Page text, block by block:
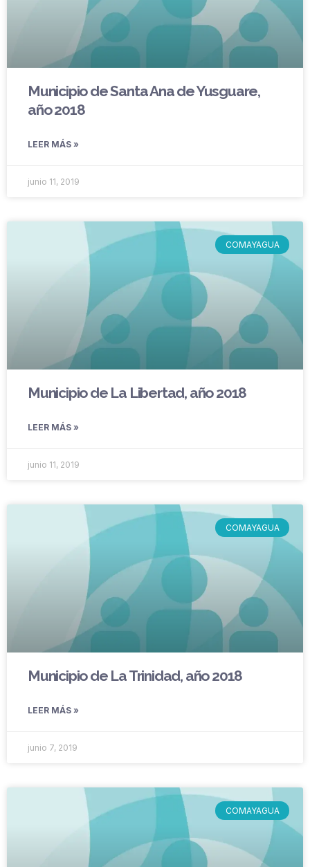
Municipio de Santa Ana de Yusguare,
año 2018
LEER MÁS »
junio 11, 2019
COMAYAGUA
Municipio de La Libertad, año 2018
LEER MÁS »
junio 11, 2019
COMAYAGUA
Municipio de La Trinidad, año 2018
LEER MÁS »
junio 7, 2019
COMAYAGUA